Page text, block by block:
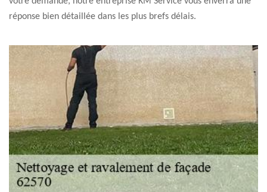
réponse bien détaillée dans les plus brefs délais.